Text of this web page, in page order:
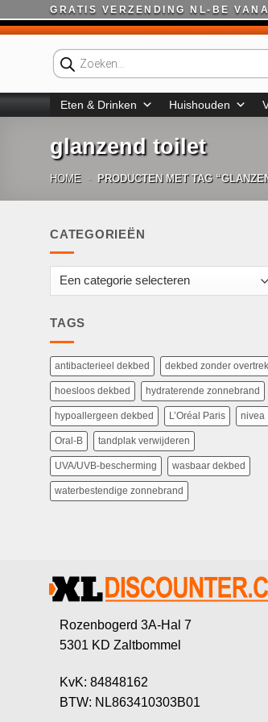
naar
GRATIS VERZENDING NL-BE
Producten
zoeken
Eten & Drinken Huishouden
glanzend toilet
HOME - PRODUCTEN MET TAG
CATEGORIEËN
TAGS
antibacterieel dekbed dekbed zonder overtrek
hoesloos dekbed hydraterende zonnebrand
hypoallergeen dekbed L’Oréal Paris nivea
Oral-B tandplak verwijderen
UVA/UVB-bescherming wasbaar dekbed
waterbestendige zonnebrand
Rozenbogerd 3A-Hal 7
5301 KD Zaltbommel
KvK: 84848162
BTW: NL863410303B01